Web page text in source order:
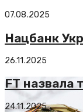
07.08.2025
Нацбанк
26.11.2025
FT назвала
24.11.2025